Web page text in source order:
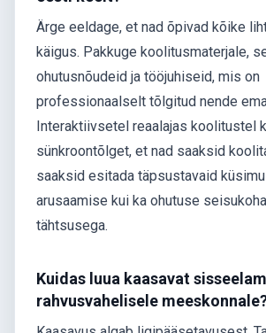
Ärge eeldage, et nad õpivad kõike
käigus. Pakkuge koolitusmaterjale,
ohutusnõudeid ja tööjuhiseid, mis on
professionaalselt tõlgitud nende
Interaktiivsetel reaalajas koolitustel
sünkroontõlget, et nad saaksid
saaksid esitada täpsustavaid
arusaamise kui ka ohutuse
tähtsusega.
Kuidas luua kaasavat
rahvusvahelisele